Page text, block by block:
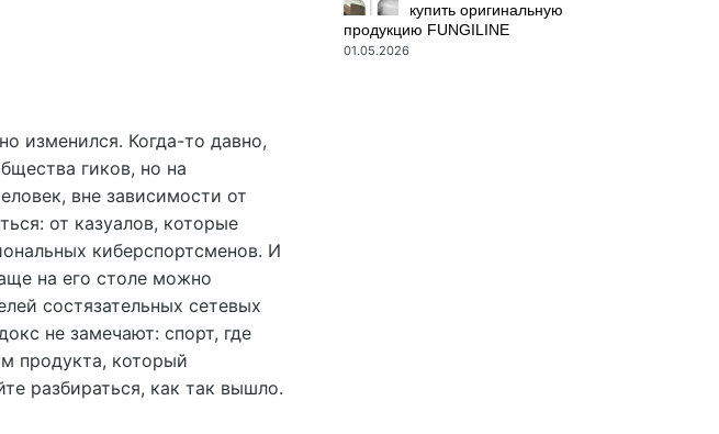
изменился. Когда-то давно,
гиков, но на
вне зависимости от
от казуалов, которые
киберспортсменов. И
на его столе можно
состязательных сетевых
не замечают: спорт, где
продукта, который
разбираться, как так вышло.
купить оригинальную
продукцию FUNGILINE
01.05.2026